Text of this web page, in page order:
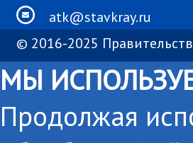
atk@stavkray.ru
© 2016-2025
МЫ
Продолжая